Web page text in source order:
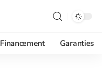
Financement Garanties